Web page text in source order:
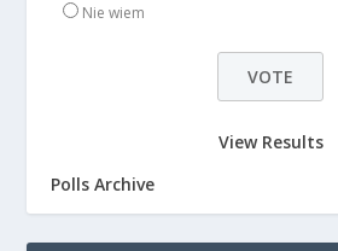
Nie wiem
View Results
Polls Archive